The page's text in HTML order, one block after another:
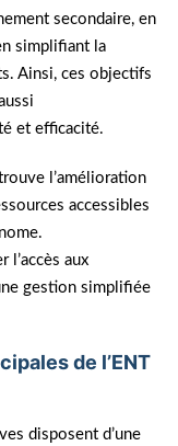
secondaire, en
simplifiant la
Ainsi, ces objectifs
et efficacité.
l’amélioration
accessibles
l’accès aux
gestion simplifiée
de l’ENT
disposent d’une